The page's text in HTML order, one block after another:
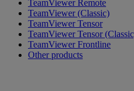
TeamViewer Remote
TeamViewer (Classic)
TeamViewer Tensor
TeamViewer Tensor
TeamViewer Frontline
Other products